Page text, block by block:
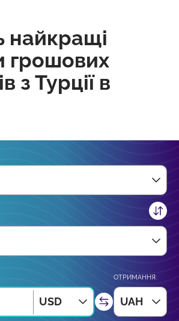
найкращі
грошових
з Турції в
USD
ОТРИМАННЯ:
UAH